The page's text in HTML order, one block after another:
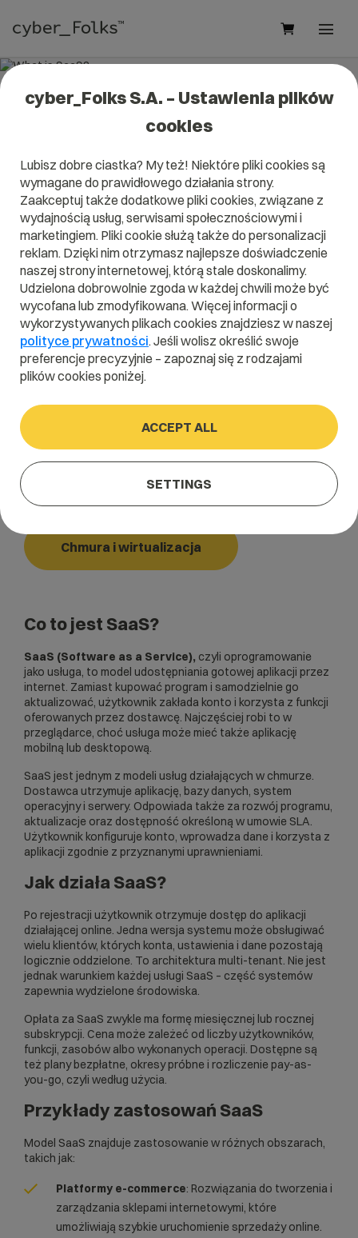
What is SaaS?
It will help you better understand what exactly it isSaaS
and what is the meaning to you in everyday use.
A B C D E F G H
I
J
K L M N O P Q
R
S
T U V W X Y Z
Home/Dictionary/Chmura i wirtualizacja/SaaS
SaaS
Software as a Service
Chmura i wirtualizacja
Co to jest SaaS?
SaaS (Software as a Service), czyli oprogramowanie
jako usługa, to model udostępniania gotowej aplikacji przez
internet. Zamiast kupować program i samodzielnie go
aktualizować, użytkownik zakłada konto i korzysta z funkcji
oferowanych przez dostawcę. Najczęściej robi to w
przeglądarce, choć usługa może mieć także aplikację
mobilną lub desktopową.
SaaS jest jednym z modeli usług działających w chmurze.
Dostawca utrzymuje aplikację, bazy danych, system
operacyjny i serwery. Odpowiada także za rozwój programu,
aktualizacje oraz dostępność określoną w umowie SLA.
Użytkownik konfiguruje konto, wprowadza dane i korzysta z
aplikacji zgodnie z przyznanymi uprawnieniami.
Jak działa SaaS?
Po rejestracji użytkownik otrzymuje dostęp do aplikacji
działającej online. Jedna wersja systemu może obsługiwać
wielu klientów, których konta, ustawienia i dane pozostają
logicznie oddzielone. To architektura multi-tenant. Nie jest
jednak warunkiem każdej usługi SaaS – część systemów
zapewnia wydzielone środowiska.
Opłata za SaaS zwykle ma formę miesięcznej lub rocznej
subskrypcji. Cena może zależeć od liczby użytkowników,
funkcji, zasobów albo wykonanych operacji. Dostępne są
też plany bezpłatne, okresy próbne i rozliczenie pay-as-
you-go, czyli według użycia.
Przykłady zastosowań SaaS
Model SaaS znajduje zastosowanie w różnych obszarach,
takich jak:​
Platformy e-commerce: Rozwiązania do tworzenia i
zarządzania sklepami internetowymi, które
umożliwiają szybkie uruchomienie sprzedaży online. ​
cyber_Folks S.A. – Ustawienia plików
cookies
Lubisz dobre ciastka? My też! Niektóre pliki cookies są
wymagane do prawidłowego działania strony.
Zaakceptuj także dodatkowe pliki cookies, związane z
wydajnością usług, serwisami społecznościowymi i
marketingiem. Pliki cookie służą także do personalizacji
reklam. Dzięki nim otrzymasz najlepsze doświadczenie
naszej strony internetowej, którą stale doskonalimy.
Udzielona dobrowolnie zgoda w każdej chwili może być
wycofana lub zmodyfikowana. Więcej informacji o
wykorzystywanych plikach cookies znajdziesz w naszej
polityce prywatności. Jeśli wolisz określić swoje
preferencje precyzyjnie – zapoznaj się z rodzajami
plików cookies poniżej.
ACCEPT ALL
SETTINGS